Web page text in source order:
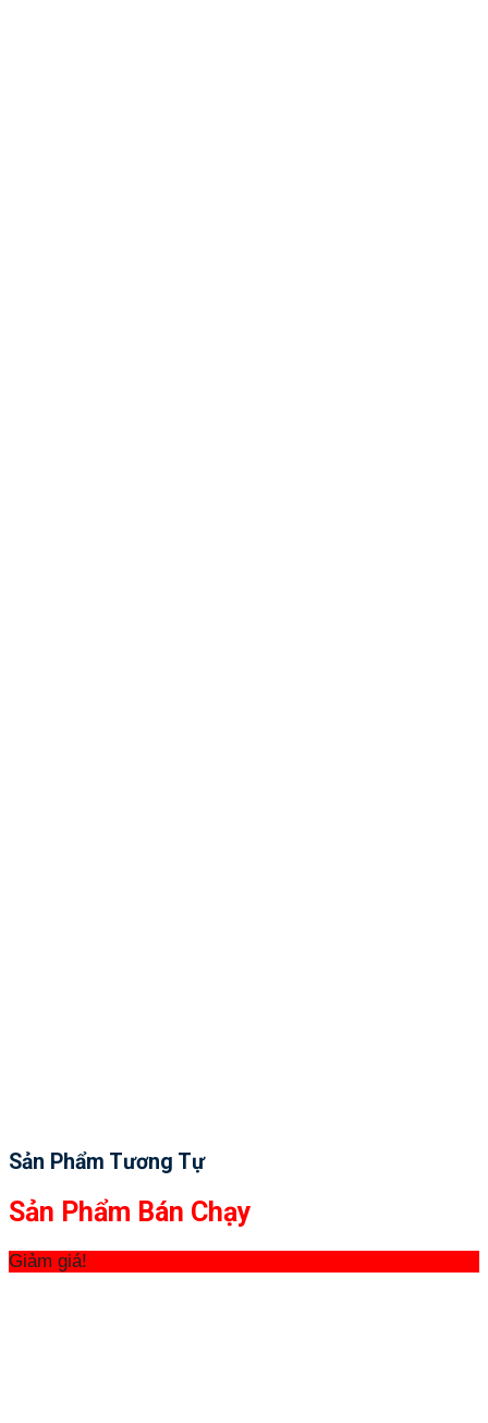
Sản Phẩm Tương Tự
Sản Phẩm Bán Chạy
Giảm giá!